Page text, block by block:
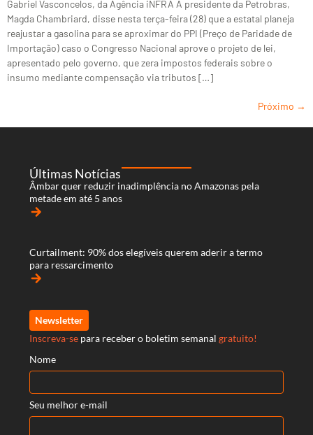
Gabriel Vasconcelos, da Agência iNFRA A presidente da Petrobras,
Magda Chambriard, disse nesta terça-feira (28) que a estatal planeja
reajustar a gasolina para se aproximar do PPI (Preço de Paridade de
Importação) caso o Congresso Nacional aprove o projeto de lei,
apresentado pelo governo, que zera impostos federais sobre o
insumo mediante compensação via tributos […]
Próximo →
Últimas Notícias
Âmbar quer reduzir inadimplência no Amazonas pela
metade em até 5 anos
arrow_forward
Curtailment: 90% dos elegíveis querem aderir a termo
para ressarcimento
arrow_forward
Newsletter
Inscreva-se para receber o boletim semanal gratuito!
Nome
Seu melhor e-mail